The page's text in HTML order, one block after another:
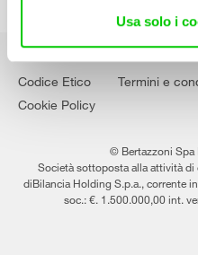
Usa solo i
Codice Etico Termini e
Cookie Policy
© Bertazzoni Spa
Società sottoposta alla attività
diBilancia Holding S.p.a., corrente
soc.: €. 1.500.000,00 int.